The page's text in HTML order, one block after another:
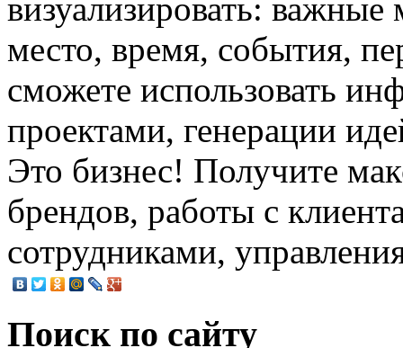
визуализировать:
место, время, события,
сможете использовать
проектами, генерации
Это бизнес! Получите
брендов, работы с
сотрудниками,
Поиск по сайту